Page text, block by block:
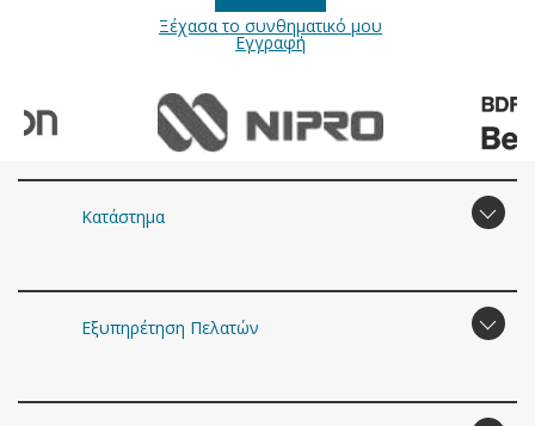
Ξέχασα το συνθηματικό μου
Εγγραφή
Κατάστημα
Εξυπηρέτηση Πελατών